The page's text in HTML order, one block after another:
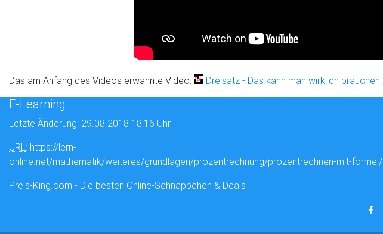
Das am Anfang des Videos erwähnte Video: Dreisatz - Das kann man wirklich brauchen!
E-Learning
Letzte Änderung: 29.08.2018 18:16 Uhr
URL: https://lern-
online.net/mathematik/weiteres/grundlagen/prozentrechnung/prozentrechnen-mit-formel/
Preis-King.com - Die besten Online-Schnäppchen & Deals